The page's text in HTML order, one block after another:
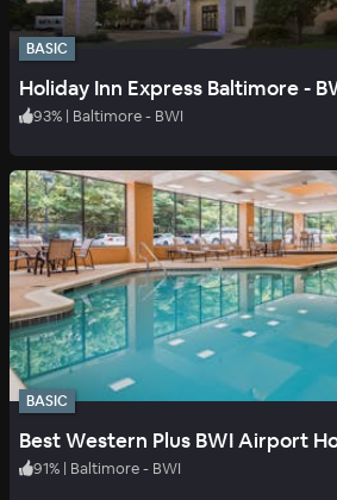
BASIC
Holiday Inn Express Baltimore -
93% | Baltimore - BWI
BASIC
91% | Baltimore - BWI